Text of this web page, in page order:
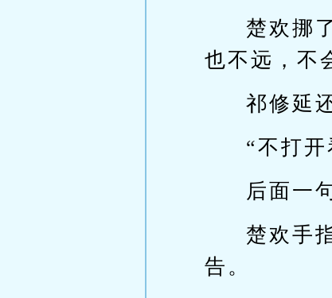
楚欢挪
也不远，不
祁修延
“不打开
后面一
楚欢手
告。